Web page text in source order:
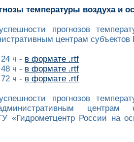
температуры воздуха и
прогнозов
центрам субъектов
ч - в формате .rtf
ч - в формате .rtf
ч - в формате .rtf
прогнозов
центрам
«Гидрометцентр России на